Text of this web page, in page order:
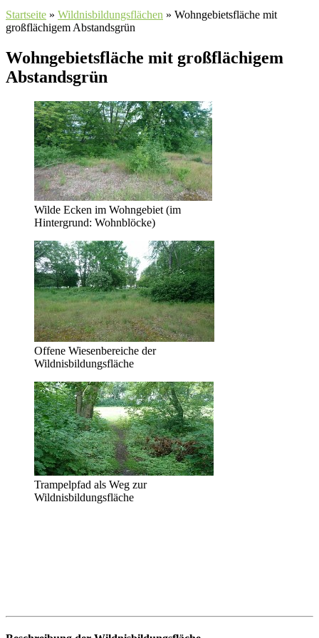
Startseite » Wildnisbildungsflächen » Wohngebietsfläche mit
großflächigem Abstandsgrün
Wohngebietsfläche mit großflächigem
Abstandsgrün
Wilde Ecken im Wohngebiet (im
Hintergrund: Wohnblöcke)
Offene Wiesenbereiche der
Wildnisbildungsfläche
Trampelpfad als Weg zur
Wildnisbildungsfläche